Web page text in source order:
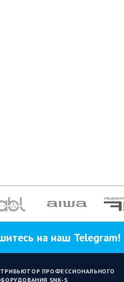
на наш Telegram!
ПРОФЕССИОНАЛЬНОГО
SNK‑S